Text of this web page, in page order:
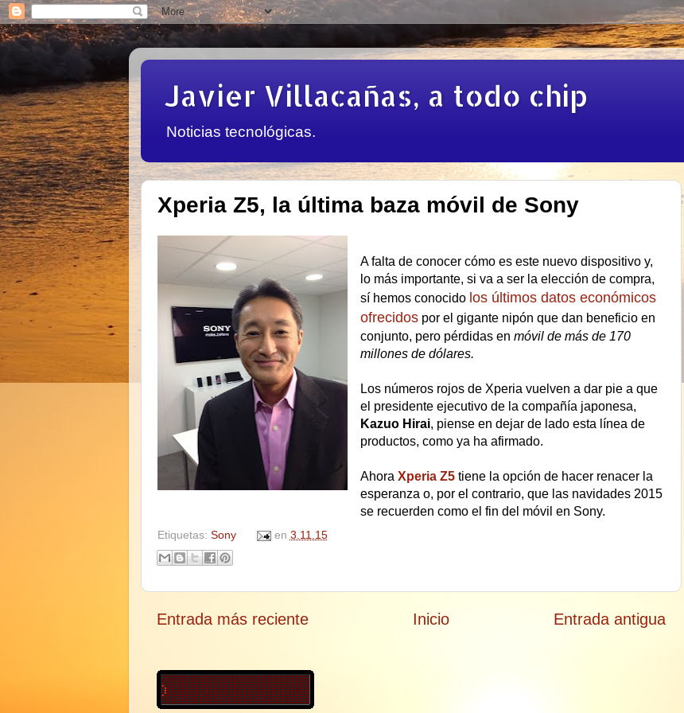
Javier Villacañas, a todo chip
Noticias tecnológicas.
Xperia Z5, la última baza móvil de Sony
A falta de conocer cómo es este nuevo dispositivo y,
lo más importante, si va a ser la elección de compra,
sí hemos conocido los últimos datos económicos
ofrecidospor el gigante nipón que dan beneficio en
conjunto, pero pérdidas en móvil de más de 170
millones de dólares.
Los números rojos de Xperia vuelven a dar pie a que
el presidente ejecutivo de la compañía japonesa,
Kazuo Hirai, piense en dejar de lado esta línea de
productos, como ya ha afirmado.
Ahora Xperia Z5tiene la opción de hacer renacer la
esperanza o, por el contrario, que las navidades 2015
se recuerden como el fin del móvil en Sony.
Etiquetas: Sony en 3.11.15
Entrada más reciente Entrada antigua
Inicio